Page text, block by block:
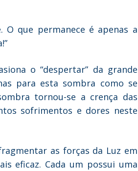
O que permanece é apenas a
o “despertar” da grande
para esta sombra como se
tornou-se a crença das
sofrimentos e dores neste
as forças da Luz em
eficaz. Cada um possui uma